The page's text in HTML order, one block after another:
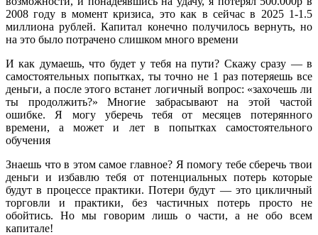
2008 году в момент кризиса, это как в сейчас в 2025 1-1.5
миллиона рублей. Капитал конечно получилось вернуть, но
на это было потрачено слишком много времени
И как думаешь, что будет у тебя на пути? Скажу сразу — в
самостоятельных попытках, ты точно не 1 раз потеряешь все
деньги, а после этого встанет логичный вопрос: «захочешь ли
ты продолжить?» Многие забрасывают на этой частой
ошибке. Я могу уберечь тебя от месяцев потерянного
времени, а может и лет в попытках самостоятельного
обучения
Знаешь что в этом самое главное? Я помогу тебе сберечь твои
деньги и избавлю тебя от потенциальных потерь которые
будут в процессе практики. Потери будут — это цикличный
торговли и практики, без частичных потерь просто не
обойтись. Но мы говорим лишь о части, а не обо всем
капитале!